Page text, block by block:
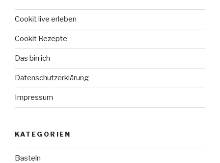
Cookit live erleben
Cookit Rezepte
Das bin ich
Datenschutzerklärung
Impressum
KATEGORIEN
Basteln